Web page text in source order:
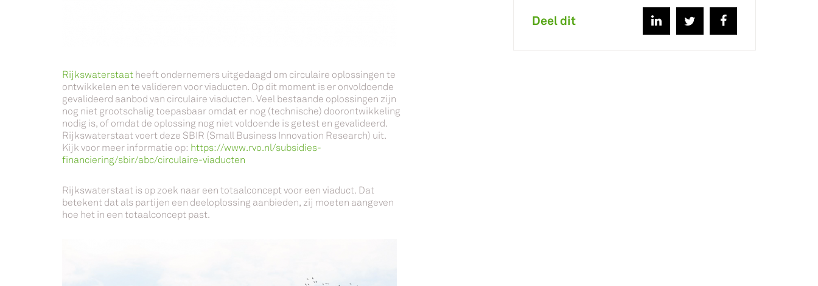
Rijkswaterstaat heeft ondernemers uitgedaagd om circulaire oplossingen te
ontwikkelen en te valideren voor viaducten. Op dit moment is er onvoldoende
gevalideerd aanbod van circulaire viaducten. Veel bestaande oplossingen zijn
nog niet grootschalig toepasbaar omdat er nog (technische) doorontwikkeling
nodig is, of omdat de oplossing nog niet voldoende is getest en gevalideerd.
Rijkswaterstaat voert deze SBIR (Small Business Innovation Research) uit.
Kijk voor meer informatie op: https://www.rvo.nl/subsidies-
financiering/sbir/abc/circulaire-viaducten
Rijkswaterstaat is op zoek naar een totaalconcept voor een viaduct. Dat
betekent dat als partijen een deeloplossing aanbieden, zij moeten aangeven
hoe het in een totaalconcept past.
Deel dit